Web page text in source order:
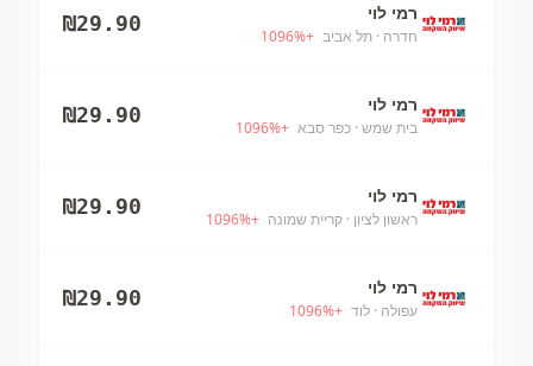
רמי לוי
חדרה · תל אביב +
1096%
₪29.90
רמי לוי
בית שמש · כפר סבא +
1096%
₪29.90
רמי לוי
ראשון לציון · קריית שמונה +
1096%
₪29.90
רמי לוי
עפולה · לוד +
1096%
₪29.90